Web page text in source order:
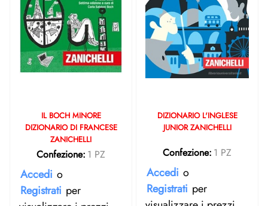
IL BOCH MINORE
DIZIONARIO DI FRANCESE
ZANICHELLI
Confezione: 1 PZ
Accedi o
Registrati per
DIZIONARIO L'INGLESE
JUNIOR ZANICHELLI
Confezione: 1 PZ
Accedi o
Registrati per